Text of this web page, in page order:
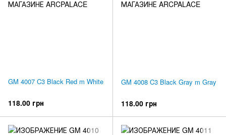
GM 4007 C3 Black Red m White
118.00 грн
GM 4008 C3 Black Gray m Gray
118.00 грн